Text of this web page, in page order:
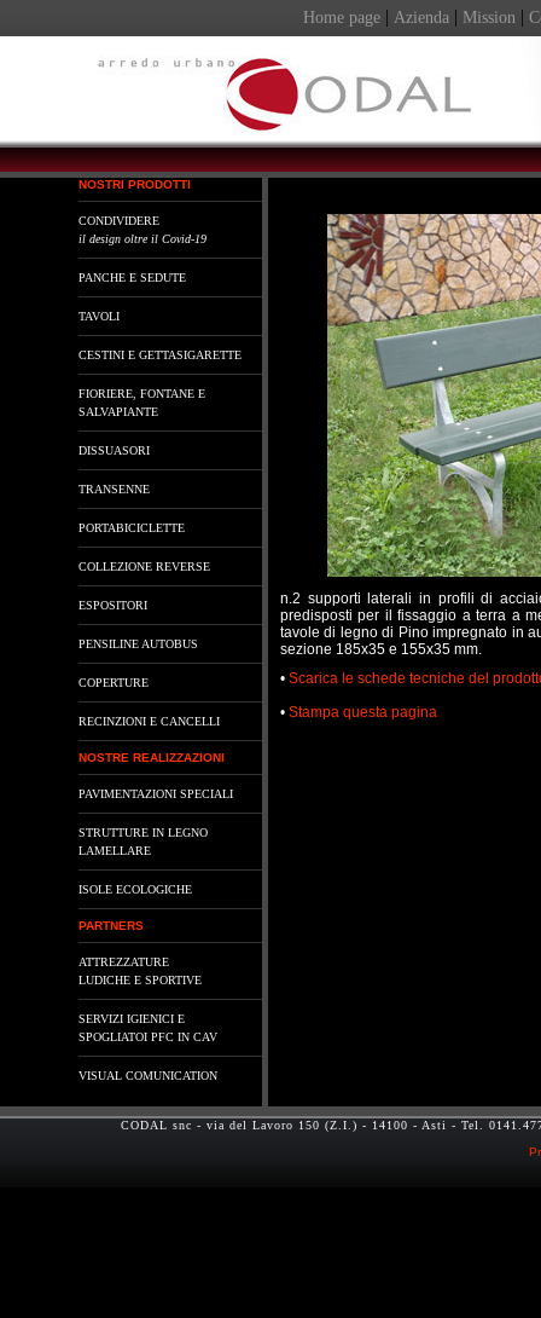
Home page | Azienda | Mission |
NOSTRI PRODOTTI
CONDIVIDERE
il design oltre il Covid-19
PANCHE E SEDUTE
TAVOLI
CESTINI E GETTASIGARETTE
FIORIERE, FONTANE E
SALVAPIANTE
DISSUASORI
TRANSENNE
PORTABICICLETTE
COLLEZIONE REVERSE
ESPOSITORI
PENSILINE AUTOBUS
COPERTURE
RECINZIONI E CANCELLI
NOSTRE REALIZZAZIONI
PAVIMENTAZIONI SPECIALI
STRUTTURE IN LEGNO
LAMELLARE
ISOLE ECOLOGICHE
PARTNERS
ATTREZZATURE
LUDICHE E SPORTIVE
SERVIZI IGIENICI E
SPOGLIATOI PFC IN CAV
VISUAL COMUNICATION
n.2 supporti laterali in profili di
predisposti per il fissaggio a terra a
tavole di legno di Pino impregnato in
sezione 185x35 e 155x35 mm.
• Scarica le schede tecniche del
• Stampa questa pagina
CODAL snc - via del Lavoro 150 (Z.I.) - 14100 - Asti - Tel.